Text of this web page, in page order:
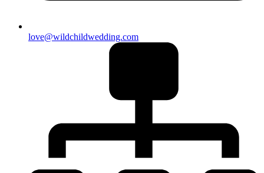
love@wildchildwedding.com